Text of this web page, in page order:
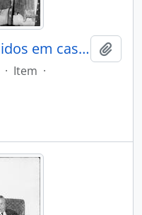
Grupo de médicos reunidos em casa do Dr. António Duarte Teixeira da Silva
· Item ·